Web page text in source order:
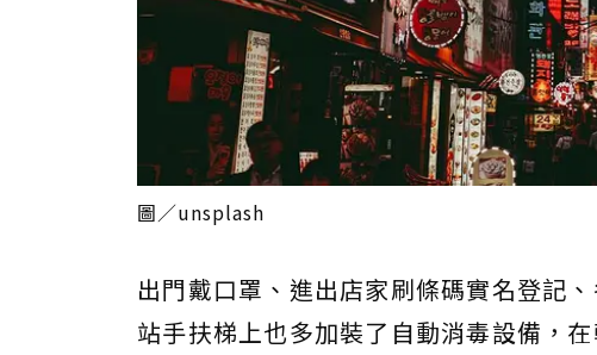
圖／unsplash
出門戴口罩、進出店家刷條碼實名登記
站手扶梯上也多加裝了自動消毒設備，